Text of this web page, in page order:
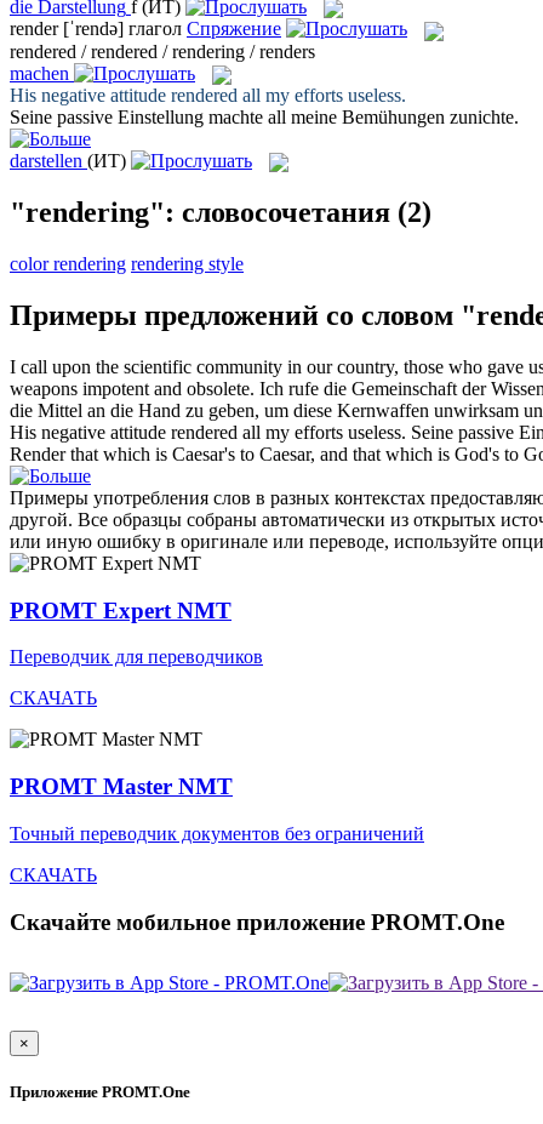
die Darstellung f (ИТ)
render [ˈrendə] глагол Спряжение
rendered / rendered / rendering / renders
machen
His negative attitude rendered all my efforts useless.
Seine passive Einstellung machte all meine Bemühungen zunichte.
darstellen (ИТ)
"rendering": словосочетания (2)
color rendering rendering style
Примеры предложений со словом
I call upon the scientific community in our country, those who gave
weapons impotent and obsolete. Ich rufe die Gemeinschaft der
die Mittel an die Hand zu geben, um diese Kernwaffen unwirksam
His negative attitude rendered all my efforts useless. Seine passive
Renderthat which is Caesar's to Caesar, and that which is God's to
Примеры употребления слов в разных контекстах
другой. Все образцы собраны автоматически из открытых
или иную ошибку в оригинале или переводе, используйте
PROMT Expert NMT
Переводчик для переводчиков
СКАЧАТЬ
PROMT Master NMT
Точный переводчик документов без ограничений
СКАЧАТЬ
Скачайте мобильное приложение PROMT.One
×
Приложение PROMT.One